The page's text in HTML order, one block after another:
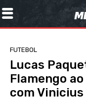
FUTEBOL
Lucas
Flamengo
com